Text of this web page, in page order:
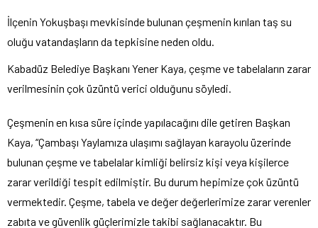
İlçenin Yokuşbaşı mevkisinde bulunan çeşmenin kırılan taş su
oluğu vatandaşların da tepkisine neden oldu.
Kabadüz Belediye Başkanı Yener Kaya, çeşme ve tabelaların zarar
verilmesinin çok üzüntü verici olduğunu söyledi.
Çeşmenin en kısa süre içinde yapılacağını dile getiren Başkan
Kaya, “Çambaşı Yaylamıza ulaşımı sağlayan karayolu üzerinde
bulunan çeşme ve tabelalar kimliği belirsiz kişi veya kişilerce
zarar verildiği tespit edilmiştir. Bu durum hepimize çok üzüntü
vermektedir. Çeşme, tabela ve değer değerlerimize zarar verenler
zabıta ve güvenlik güçlerimizle takibi sağlanacaktır. Bu